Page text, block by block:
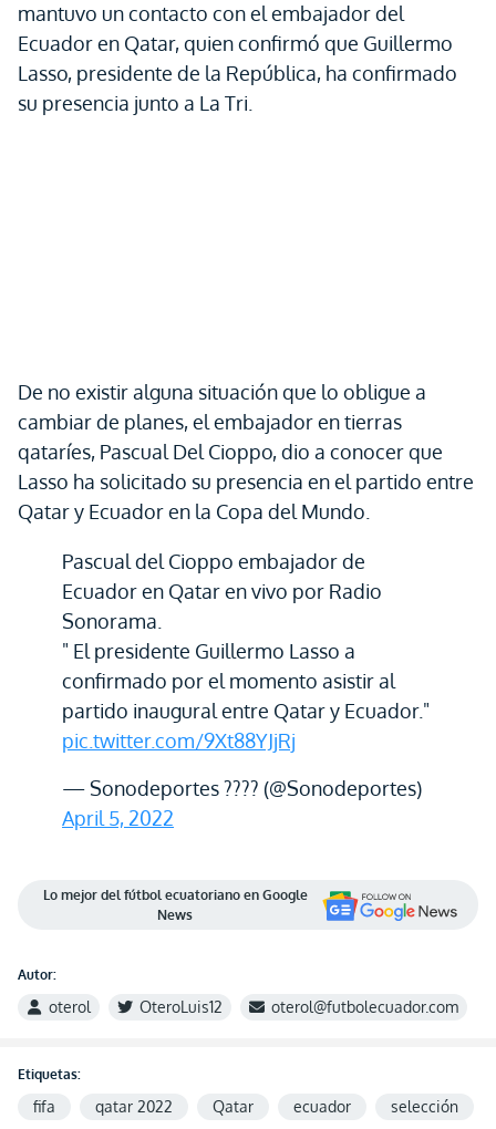
mantuvo un contacto con el embajador del
Ecuador en Qatar, quien confirmó que Guillermo
Lasso, presidente de la República, ha confirmado
su presencia junto a La Tri.
De no existir alguna situación que lo obligue a
cambiar de planes, el embajador en tierras
qataríes, Pascual Del Cioppo, dio a conocer que
Lasso ha solicitado su presencia en el partido entre
Qatar y Ecuador en la Copa del Mundo.
Pascual del Cioppo embajador de
Ecuador en Qatar en vivo por Radio
Sonorama.
" El presidente Guillermo Lasso a
confirmado por el momento asistir al
partido inaugural entre Qatar y Ecuador."
pic.twitter.com/9Xt88YJjRj
— Sonodeportes ???? (@Sonodeportes)
April 5, 2022
Lo mejor del fútbol ecuatoriano en Google
News
Autor:
oterol OteroLuis12 oterol@futbolecuador.com
Etiquetas:
fifa qatar 2022 Qatar ecuador selección